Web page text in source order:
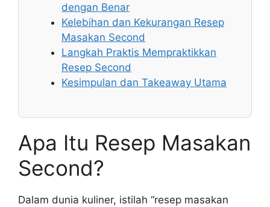
dengan Benar
Kelebihan dan Kekurangan Resep
Masakan Second
Langkah Praktis Mempraktikkan
Resep Second
Kesimpulan dan Takeaway Utama
Apa Itu Resep Masakan
Second?
Dalam dunia kuliner, istilah “resep masakan